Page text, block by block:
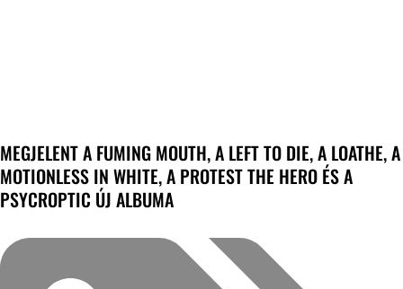
MEGJELENT A FUMING MOUTH, A LEFT TO DIE, A LOATHE, A
MOTIONLESS IN WHITE, A PROTEST THE HERO ÉS A
PSYCROPTIC ÚJ ALBUMA